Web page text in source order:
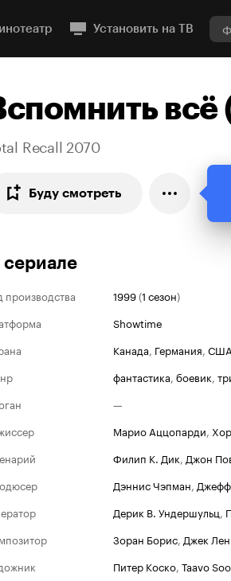
Установить на ТВ
всё
Recall 2070
Буду смотреть
производства 1999(1 сезон)
Showtime
Канада, Германия, США
фантастика, боевик,
—
Марио Аццопарди,
Филип К. Дик, Джон
Дэннис Чэпман,
Дерик В. Ундершульц,
Зоран Борис, Джек
Питер Коско, Taavo